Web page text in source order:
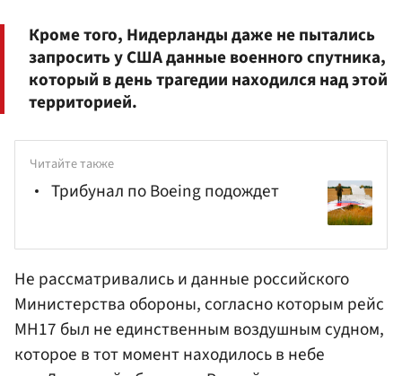
Кроме того, Нидерланды даже не пытались
запросить у США данные военного спутника,
который в день трагедии находился над этой
территорией.
Читайте также
Трибунал по Boeing подождет
Не рассматривались и данные российского
Министерства обороны, согласно которым рейс
MH17 был не единственным воздушным судном,
которое в тот момент находилось в небе